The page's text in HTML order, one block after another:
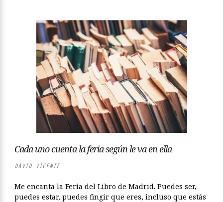
Cada uno cuenta la feria según le va en ella
DAVID VICENTE
Me encanta la Feria del Libro de Madrid. Puedes ser,
puedes estar, puedes fingir que eres, incluso que estás